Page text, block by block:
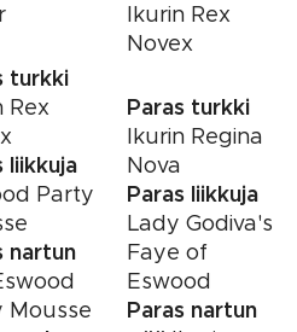
turkki
Rex
liikkuja
Party
nartun
Mousse
Ikurin Rex
Novex
Paras turkki
Ikurin Regina
Nova
Paras liikkuja
Lady Godiva's
Faye of
Eswood
Paras nartun